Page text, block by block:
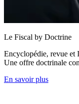
Le Fiscal by Doctrine
Encyclopédie, revue et
Une offre doctrinale
En savoir plus